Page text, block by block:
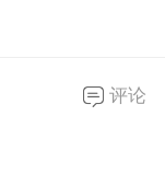
评论